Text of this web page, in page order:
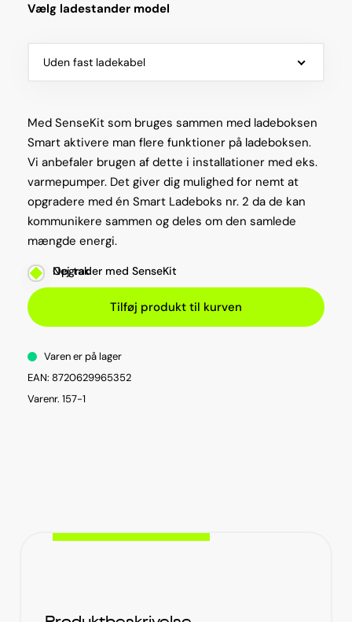
Vælg ladestander model
Uden fast ladekabel
Med SenseKit som bruges sammen med ladeboksen
Smart aktivere man flere funktioner på ladeboksen.
Vi anbefaler brugen af dette i installationer med eks.
varmepumper. Det giver dig mulighed for nemt at
opgradere med én Smart Ladeboks nr. 2 da de kan
kommunikere sammen og deles om den samlede
mængde energi.
Opgrader med SenseKit
Nej tak
Tilføj produkt til kurven
Varen er på lager
EAN: 8720629965352
Varenr. 157-1